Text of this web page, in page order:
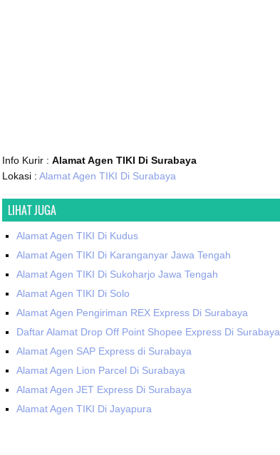
Info Kurir : Alamat Agen TIKI Di Surabaya
Lokasi : Alamat Agen TIKI Di Surabaya
LIHAT JUGA
Alamat Agen TIKI Di Kudus
Alamat Agen TIKI Di Karanganyar Jawa Tengah
Alamat Agen TIKI Di Sukoharjo Jawa Tengah
Alamat Agen TIKI Di Solo
Alamat Agen Pengiriman REX Express Di Surabaya
Daftar Alamat Drop Off Point Shopee Express Di Surabaya
Alamat Agen SAP Express di Surabaya
Alamat Agen Lion Parcel Di Surabaya
Alamat Agen JET Express Di Surabaya
Alamat Agen TIKI Di Jayapura